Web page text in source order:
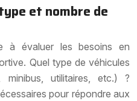
et nombre de
à évaluer les besoins en
Quel type de véhicules
minibus, utilitaires, etc.) ?
pour répondre aux